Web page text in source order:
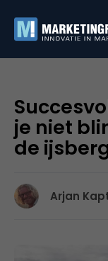
je niet
de
Arjan